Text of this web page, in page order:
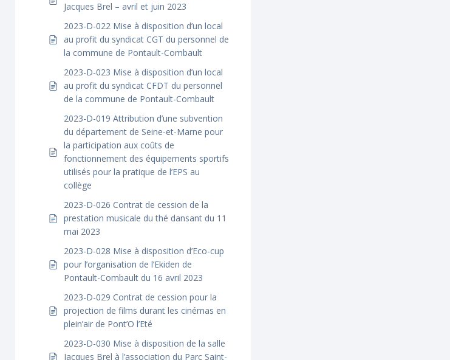
Jacques Brel – avril et juin 2023
2023-D-022 Mise à disposition d’un local
au profit du syndicat CGT du personnel de
la commune de Pontault-Combault
2023-D-023 Mise à disposition d’un local
au profit du syndicat CFDT du personnel
de la commune de Pontault-Combault
2023-D-019 Attribution d’une subvention
du département de Seine-et-Marne pour
la participation aux coûts de
fonctionnement des équipements sportifs
utilisés pour la pratique de l’EPS au
collège
2023-D-026 Contrat de cession de la
prestation musicale du thé dansant du 11
mai 2023
2023-D-028 Mise à disposition d’Eco-cup
pour l’organisation de l’Ekiden de
Pontault-Combault du 16 avril 2023
2023-D-029 Contrat de cession pour la
projection de films durant les cinémas en
plein’air de Pont’O l’Eté
2023-D-030 Mise à disposition de la salle
Jacques Brel à l’association du Parc Saint-